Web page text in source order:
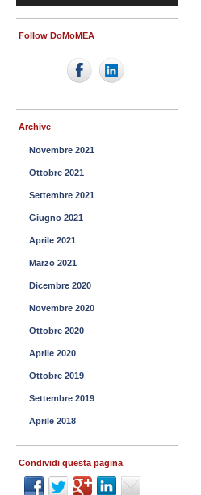
Follow DoMoMEA
Archive
Novembre 2021
Ottobre 2021
Settembre 2021
Giugno 2021
Aprile 2021
Marzo 2021
Dicembre 2020
Novembre 2020
Ottobre 2020
Aprile 2020
Ottobre 2019
Settembre 2019
Aprile 2018
Condividi questa pagina